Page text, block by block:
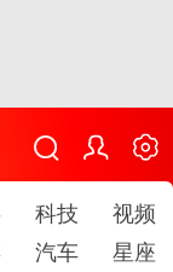
科技
视频
汽车
星座